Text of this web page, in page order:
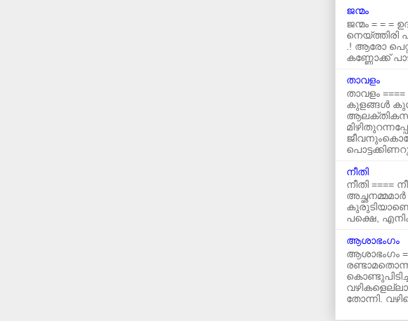
ജന്മം
ജന്മം = = =
നെയ്ത്തിരി
.! ആരോ
കണ്ണോക്ക്
താവളം
താവളം
കുളങ്ങൾ
നീതി
നീതി ====
പക്ഷെ,
ആശാഭംഗം
ആശാഭംഗം
തോന്നി.